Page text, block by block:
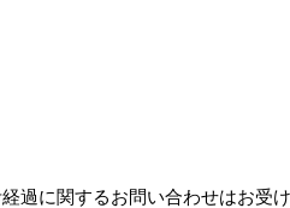
過に関するお問い合わせはお受